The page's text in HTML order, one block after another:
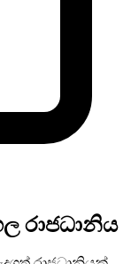
රාජධානිය